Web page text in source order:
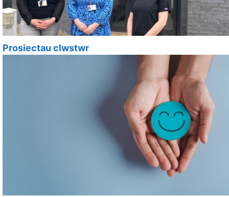
Prosiectau clwstwr